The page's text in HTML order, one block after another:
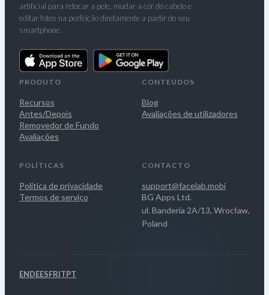
artificial para retocar a pele, mudar a cor do cabelo e
editar fotos na perfeição diretamente a partir do seu
smartphone.
PRODUTO
Recursos
Antes/Depois
Removedor de Fundo
Avaliações
CONTEÚDOS
Blog
Avaliações de utilizadores
POLÍTICAS
Política de privacidade
Termos de serviço
CONTACTO
support@facelab.mobi
BG Apps Ltd.
ul. Banderia 2A/13, Wrocław,
Poland
ENDEESFRITPT